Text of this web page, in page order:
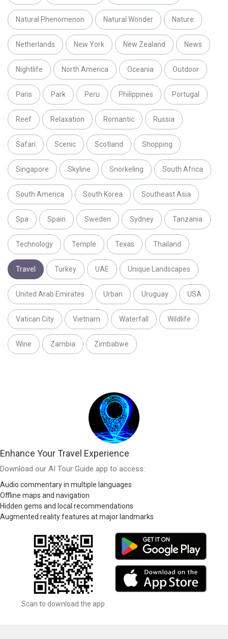
Natural Phenomenon Natural Wonder Nature
Netherlands New York New Zealand News
Nightlife North America Oceania Outdoor
Paris Park Peru Philippines Portugal
Reef Relaxation Romantic Russia
Safari Scenic Scotland Shopping
Singapore Skyline Snorkeling South Africa
South America South Korea Southeast Asia
Spa Spain Sweden Sydney Tanzania
Technology Temple Texas Thailand
Travel Turkey UAE Unique Landscapes
United Arab Emirates Urban Uruguay USA
Vatican City Vietnam Waterfall Wildlife
Wine Zambia Zimbabwe
Enhance Your Travel Experience
Download our AI Tour Guide app to access:
Audio commentary in multiple languages
Offline maps and navigation
Hidden gems and local recommendations
Augmented reality features at major landmarks
Scan to download the app